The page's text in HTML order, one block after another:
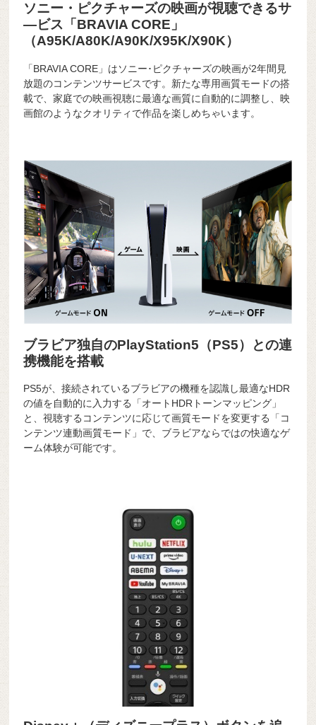
ソニー・ピクチャーズの映画が視聴できるサ
―ビス「BRAVIA CORE」
（A95K/A80K/A90K/X95K/X90K）
「BRAVIA CORE」はソニー･ピクチャーズの映画が2年間見
放題のコンテンツサービスです。新たな専用画質モードの搭
載で、家庭での映画視聴に最適な画質に自動的に調整し、映
画館のようなクオリティで作品を楽しめちゃいます。
ブラビア独自のPlayStation5（PS5）との連
携機能を搭載
PS5が、接続されているブラビアの機種を認識し最適なHDR
の値を自動的に入力する「オートHDRトーンマッピング」
と、視聴するコンテンツに応じて画質モードを変更する「コ
ンテンツ連動画質モード」で、ブラビアならではの快適なゲ
ーム体験が可能です。